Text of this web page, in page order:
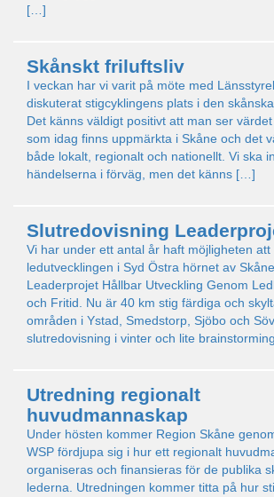
[…]
Skånskt friluftsliv
I veckan har vi varit på möte med
diskuterat stigcyklingens plats i den
Det känns väldigt positivt att man ser
som idag finns uppmärkta i Skåne och det
både lokalt, regionalt och nationellt. Vi ska
händelserna i förväg, men det känns […]
Slutredovisning
Vi har under ett antal år haft möjligheten att
ledutvecklingen i Syd Östra hörnet av
Leaderprojet Hållbar Utveckling Genom
och Fritid. Nu är 40 km stig färdiga och
områden i Ystad, Smedstorp, Sjöbo och
slutredovisning i vinter och lite
Utredning regionalt
huvudmannaskap
Under hösten kommer Region Skåne
WSP fördjupa sig i hur ett regionalt
organiseras och finansieras för de publika
lederna. Utredningen kommer titta på hur